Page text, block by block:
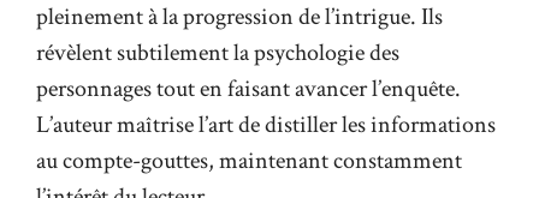
pleinement à la progression de l’intrigue. Ils
révèlent subtilement la psychologie des
personnages tout en faisant avancer l’enquête.
L’auteur maîtrise l’art de distiller les informations
au compte-gouttes, maintenant constamment